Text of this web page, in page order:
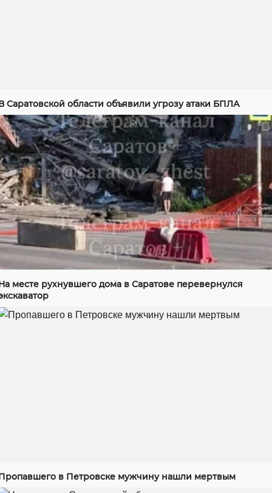
Саратовской области объявили угрозу атаки БПЛА
месте рухнувшего дома в Саратове перевернулся
в Петровске мужчину нашли мертвым